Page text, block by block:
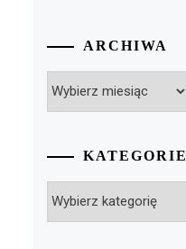
ARCHIWA
KATEGORIE